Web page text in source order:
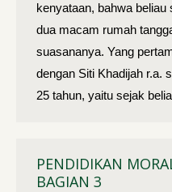
kenya­taan, bahwa
dua macam rumah
suasananya. Yang
dengan Siti Khadijah r.a.
25 tahun, yaitu sejak
PENDIDIKAN
BAGIAN 3